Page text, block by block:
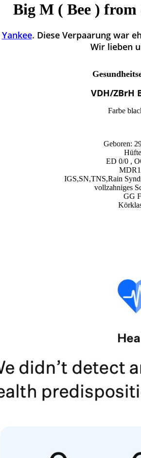
Big M ( Bee )
Yankee. Diese Verpaarung war
Wir lieben
VDH/ZBrH
Farbe
Geboren:
ED 0/0 ,
IGS,SN,TNS,Rain
vollzahniges
GG